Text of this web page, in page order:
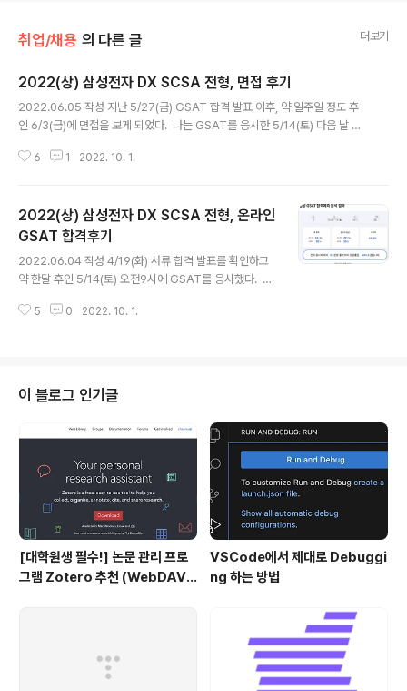
취업/채용 의 다른 글 더보기
2022(상) 삼성전자 DX SCSA 전형, 면접 후기
2022.06.05 작성 지난 5/27(금) GSAT 합격 발표 이후, 약 일주일 정도 후
인 6/3(금)에 면접을 보게 되었다. ​ 나는 GSAT를 응시한 5/14(토) 다음 날 부
해서 또 스터디를 구했다. 나를 포함해서 온라인 스터디 3명, 오프라인 스터디
화상면접이었다. 그래도 다양한 사람들과 이야기를 나눠보고 피드백을 받고 연
습하는 과정들은 유의미했다고 느낀다. ​ 처음에는 같은 DX 부문을 지원한 사람
과 준비를 해도 괜찮겠다 싶었는데, 막상 준비를 해보니 같은 부서를 지..
6 1 2022. 10. 1.
2022(상) 삼성전자 DX SCSA 전형, 온라인
GSAT 합격후기
2022.06.04 작성 4/19(화) 서류 합격 발표를 확인하고
약 한달 후인 5/14(토) 오전9시에 GSAT를 응시했다. ​ 삼
로 실시한다. 각 영역 별로 30분, 20/30 문항을 풀도록 되
해서 매일매일 모의고사를 각자 풀고 같은 시간에 리뷰했
다. 각자 영역 별로 몇 문제를 맞혔는지, 어떤 문제를 어떻
게 접근하면 좋을지, 어떤 문제를 스킵하면 좋을지, 어떤 방
식으로 문제를 풀어야 빨리 풀 수 있을지, 등을 공유했다. ​
남들보다 먼저 공부를 시작했던 나는 실제 모..
5 0 2022. 10. 1.
이 블로그 인기글
[대학원생 필수!] 논문 관리 프로
그램 Zotero 추천 (WebDAV
VSCode에서 제대로 Debuggi
ng 하는 방법